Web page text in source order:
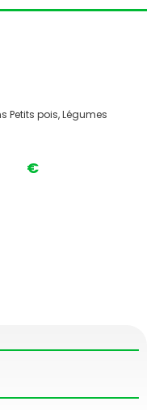
Petits pois,Légumes
€